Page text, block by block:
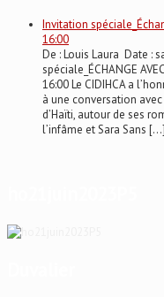
Invitation
16:00
De : Louis Laura Date :
spéciale_ÉCHANGE
16:00 Le CIDIHCA a
à une conversation
d’Haïti, autour de ses
l’infâme et Sara Sans […]